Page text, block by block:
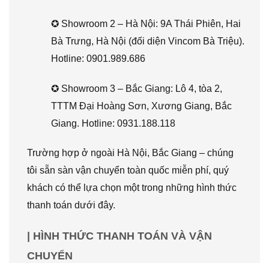
✪ Showroom 2 – Hà Nội: 9A Thái Phiên, Hai
Bà Trưng, Hà Nội (đối diện Vincom Bà Triệu).
Hotline: 0901.989.686
✪ Showroom 3 – Bắc Giang: Lô 4, tòa 2,
TTTM Đại Hoàng Sơn, Xương Giang, Bắc
Giang. Hotline: 0931.188.118
Trường hợp ở ngoài Hà Nội, Bắc Giang – chúng
tôi sẵn sàn vận chuyển toàn quốc miễn phí, quý
khách có thể lựa chọn một trong những hình thức
thanh toán dưới đây.
| HÌNH THỨC THANH TOÁN VÀ VẬN
CHUYỂN